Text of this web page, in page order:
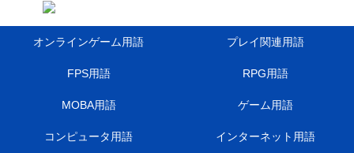
オンラインゲーム用語 プレイ関連用語
FPS用語 RPG用語
MOBA用語 ゲーム用語
コンピュータ用語 インターネット用語